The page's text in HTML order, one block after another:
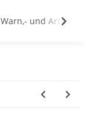
Warn,- und